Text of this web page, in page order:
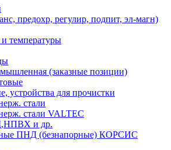
предохр, регулир, подпит, эл-магн)
и температуры
(заказные позиции)
устройства для прочистки
стали
стали VALTEC
и др.
ПНД (безнапорные) КОРСИС